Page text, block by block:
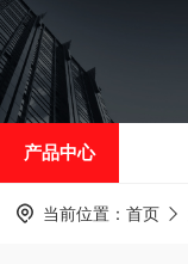
产品中心
当前位置： 首页